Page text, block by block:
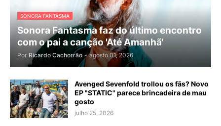
SONORA FANTASMA
Sonora Fantasma faz do último encontro
com o pai a canção 'Até Amanhã'
Por Ricardo Cachorrão - agosto 01, 2026
Avenged Sevenfold trollou os fãs? Novo
EP "STATIC" parece brincadeira de mau
gosto
julho 25, 2026